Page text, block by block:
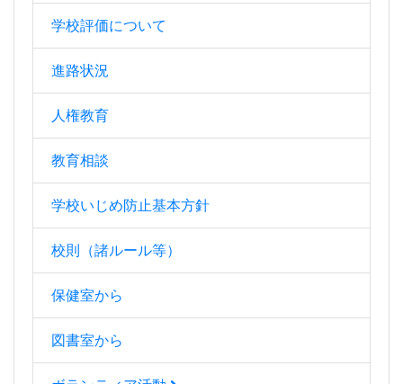
学校評価について
進路状況
人権教育
教育相談
学校いじめ防止基本方針
校則（諸ルール等）
保健室から
図書室から